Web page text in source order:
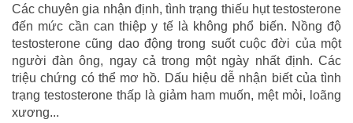
Các chuyên gia nhận định, tình trạng thiếu hụt testosterone
đến mức cần can thiệp y tế là không phổ biến. Nồng độ
testosterone cũng dao động trong suốt cuộc đời của một
người đàn ông, ngay cả trong một ngày nhất định. Các
triệu chứng có thể mơ hồ. Dấu hiệu dễ nhận biết của tình
trạng testosterone thấp là giảm ham muốn, mệt mỏi, loãng
xương...